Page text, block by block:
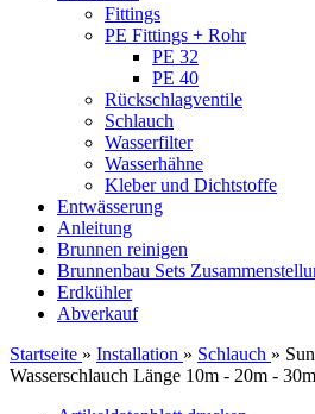
Fittings
PE Fittings + Rohr
PE 32
PE 40
Rückschlagventile
Schlauch
Wasserfilter
Wasserhähne
Kleber und Dichtstoffe
Entwässerung
Anleitung
Brunnen reinigen
Brunnenbau Sets
Erdkühler
Abverkauf
Startseite » Installation » Schlauch »
Wasserschlauch Länge 10m - 20m -